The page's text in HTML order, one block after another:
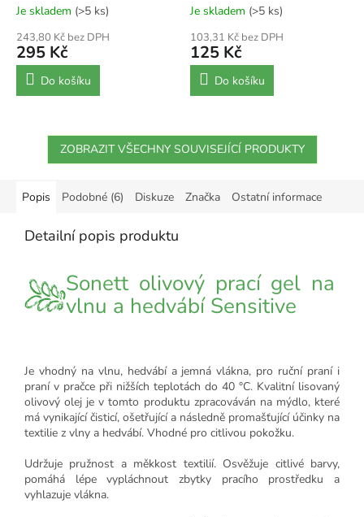
Je skladem (>5 ks)
243,80 Kč bez DPH
295 Kč
Do košíku
Je skladem (>5 ks)
103,31 Kč bez DPH
125 Kč
Do košíku
ZOBRAZIT VŠECHNY SOUVISEJÍCÍ PRODUKTY
Popis Podobné (6) Diskuze Značka Ostatní informace
Detailní popis produktu
Sonett olivový prací gel na
vlnu a hedvábí Sensitive
Je vhodný na vlnu, hedvábí a jemná vlákna, pro ruční praní i
praní v pračce při nižších teplotách do 40 °C. Kvalitní lisovaný
olivový olej je v tomto produktu zpracováván na mýdlo, které
má vynikající čisticí, ošetřující a následně promašťující účinky na
textilie z vlny a hedvábí. Vhodné pro citlivou pokožku.
Udržuje pružnost a měkkost textilií. Osvěžuje citlivé barvy,
pomáhá lépe vypláchnout zbytky pracího prostředku a
vyhlazuje vlákna.